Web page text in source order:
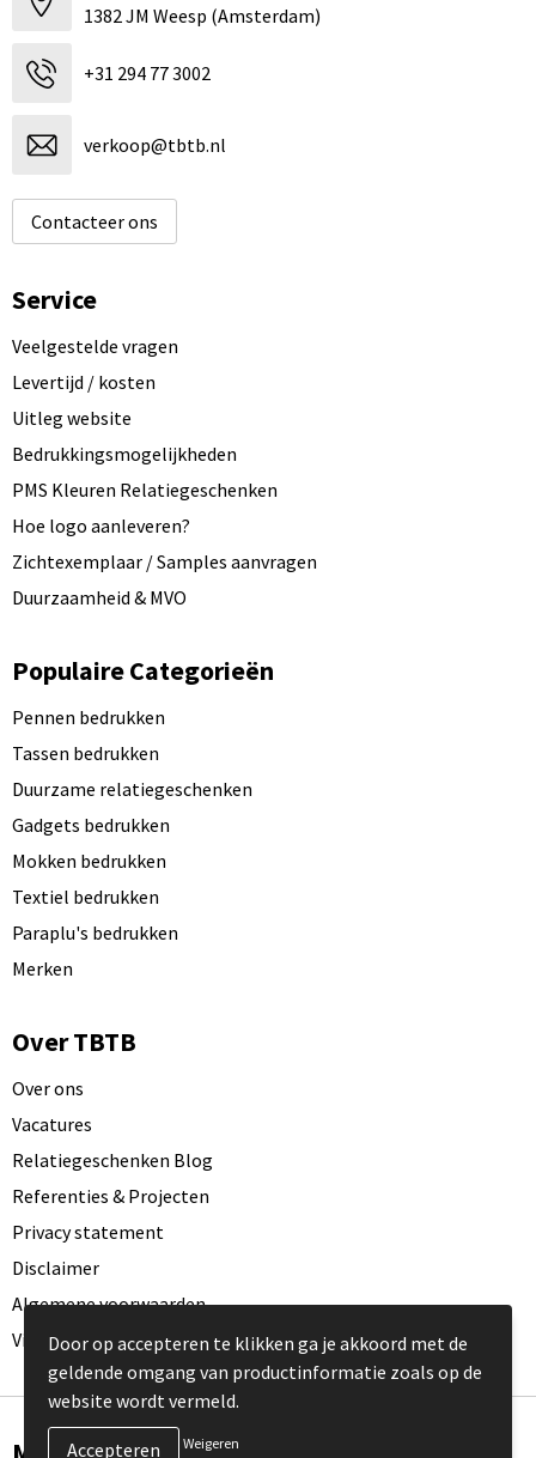
1382 JM Weesp (Amsterdam)
+31 294 77 3002
verkoop@tbtb.nl
Contacteer ons
Service
Veelgestelde vragen
Levertijd / kosten
Uitleg website
Bedrukkingsmogelijkheden
PMS Kleuren Relatiegeschenken
Hoe logo aanleveren?
Zichtexemplaar / Samples aanvragen
Duurzaamheid & MVO
Populaire Categorieën
Pennen bedrukken
Tassen bedrukken
Duurzame relatiegeschenken
Gadgets bedrukken
Mokken bedrukken
Textiel bedrukken
Paraplu's bedrukken
Merken
Over TBTB
Over ons
Vacatures
Relatiegeschenken Blog
Referenties & Projecten
Privacy statement
Disclaimer
Algemene voorwaarden
Visit our EU website
Door op accepteren te klikken ga je akkoord met de
geldende omgang van productinformatie zoals op de
website wordt vermeld.
Weigeren